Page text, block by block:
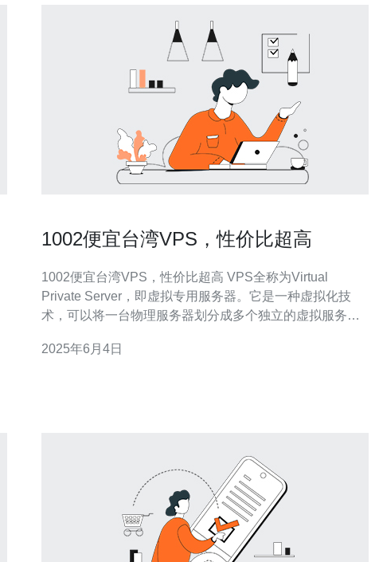
1002便宜台湾VPS，性价比超高
1002便宜台湾VPS，性价比超高 VPS全称为Virtual
Private Server，即虚拟专用服务器。它是一种虚拟化技
术，可以将一台物理服务器划分成多个独立的虚拟服务
统的共享主机拥有更高的安全性和性能。 1002便宜台湾
2025年6月4日